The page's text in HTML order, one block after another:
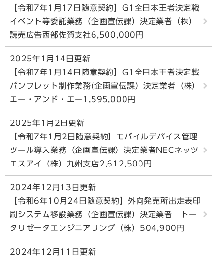
【令和7年1月17日随意契約】G1全日本王者決定戦
イベント等委託業務（企画宣伝課）決定業者（株）
読売広告西部佐賀支社6,500,000円
2025年1月14日更新
【令和7年1月14日随意契約】G1全日本王者決定戦
パンフレット制作業務(企画宣伝課）決定業者（株）
エー・アンド・エー1,595,000円
2025年1月2日更新
【令和7年1月2日随意契約】モバイルデバイス管理
ツール導入業務（企画宣伝課）決定業者NECネッツ
エスアイ（株）九州支店2,612,500円
2024年12月13日更新
【令和6年10月24日随意契約】外向発売所出走表印
刷システム移設業務（企画宣伝課）決定業者 トー
タリゼータエンジニアリング（株）504,900円
2024年12月11日更新